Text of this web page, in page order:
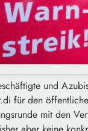
und
für den
mit den